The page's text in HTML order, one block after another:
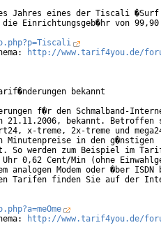
Jahres eines der Tiscali �Surf
Einrichtungsgeb�hr von 99,90
http://www.tarif4you.de/
bekannt
f�r den Schmalband-
21.11.2006, bekannt. Betroffen
x-treme, 2x-treme und
Minutenpreise in den g�nstigen
So werden zum Beispiel im
0,62 Cent/Min (ohne
analogen Modem oder �ber ISDN
Tarifen finden Sie auf der
http://www.tarif4you.de/